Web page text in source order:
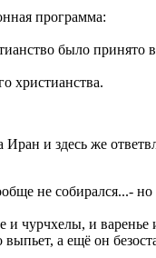
программа:
было принято в
христианства.
и здесь же
не собирался...- но
и чурчхелы, и
а ещё он